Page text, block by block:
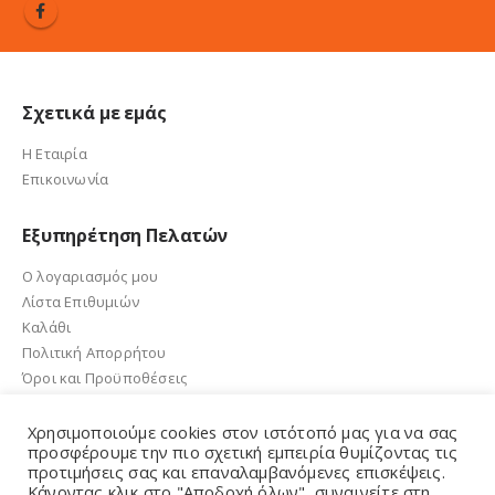
Σχετικά με εμάς
Η Εταιρία
Επικοινωνία
Εξυπηρέτηση Πελατών
Ο λογαριασμός μου
Λίστα Επιθυμιών
Καλάθι
Πολιτική Απορρήτου
Όροι και Προϋποθέσεις
e-sandalidis.gr 2021. Created by GMG Solutions
Χρησιμοποιούμε cookies στον ιστότοπό μας για να σας
προσφέρουμε την πιο σχετική εμπειρία θυμίζοντας τις
προτιμήσεις σας και επαναλαμβανόμενες επισκέψεις.